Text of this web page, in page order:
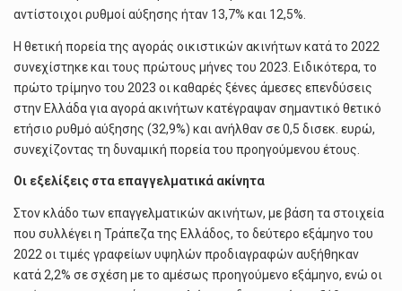
αντίστοιχοι ρυθμοί αύξησης ήταν 13,7% και 12,5%.
Η θετική πορεία της αγοράς οικιστικών ακινήτων κατά το 2022
συνεχίστηκε και τους πρώτους μήνες του 2023. Ειδικότερα, το
πρώτο τρίμηνο του 2023 οι καθαρές ξένες άμεσες επενδύσεις
στην Ελλάδα για αγορά ακινήτων κατέγραψαν σημαντικό θετικό
ετήσιο ρυθμό αύξησης (32,9%) και ανήλθαν σε 0,5 δισεκ. ευρώ,
συνεχίζοντας τη δυναμική πορεία του προηγούμενου έτους.
Οι εξελίξεις στα επαγγελματικά ακίνητα
Στον κλάδο των επαγγελματικών ακινήτων, με βάση τα στοιχεία
που συλλέγει η Τράπεζα της Ελλάδος, το δεύτερο εξάμηνο του
2022 οι τιμές γραφείων υψηλών προδιαγραφών αυξήθηκαν
κατά 2,2% σε σχέση με το αμέσως προηγούμενο εξάμηνο, ενώ οι